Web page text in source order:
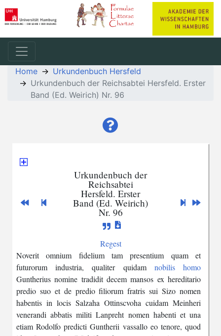
Home
Urkundenbuch Hersfeld
Urkundenbuch der Reichsabtei Hersfeld. Erster
Band (Ed. Weirich) Nr. 96
Urkundenbuch der
Reichsabtei
Hersfeld. Erster
Band (Ed. Weirich)
Nr. 96
Regest
Noverit
omnium fidelium tam presentium quam
et
futurorum
industria,qualiter quidam nobilis
homo
Guntherius nomine tradidit decem mansos ex hereditario
predio suo et de predio filiorum fratris sui Sizo nomen
habentis in locis Salzaha Ottinscvoha cuidam Meinheri
venerandi abbatis militi Lanpreht nomen habenti et una
etiam Rodolfo predicti Guntherii vassallo eo tenore,quod